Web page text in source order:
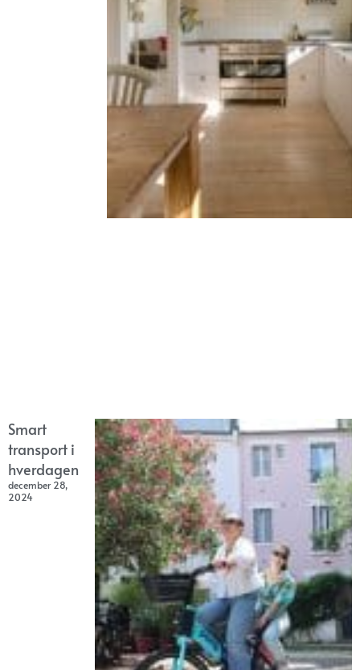
Smart
transport i
hverdagen
december 28,
2024